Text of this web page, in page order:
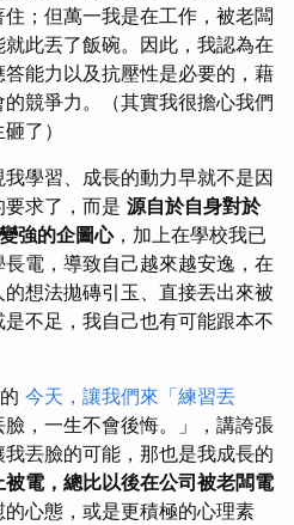
；但萬一我是在工作，被老闆
此丟了飯碗。因此，我認為在
能力以及抗壓性是必要的，藉
競爭力。（其實我很擔心我們
了）
學習、成長的動力早就不是因
求了，而是 源自於自身對於
強的企圖心，加上在學校我已
電，導致自己越來越安逸，在
想法拋磚引玉、直接丟出來被
不足，我自己也有可能跟本不
今天，讓我們來「練習丟
臉，一生不會後悔。」，講誇張
丟臉的可能，那也是我成長的
電，總比以後在公司被老闆電
心態，或是更積極的心理素